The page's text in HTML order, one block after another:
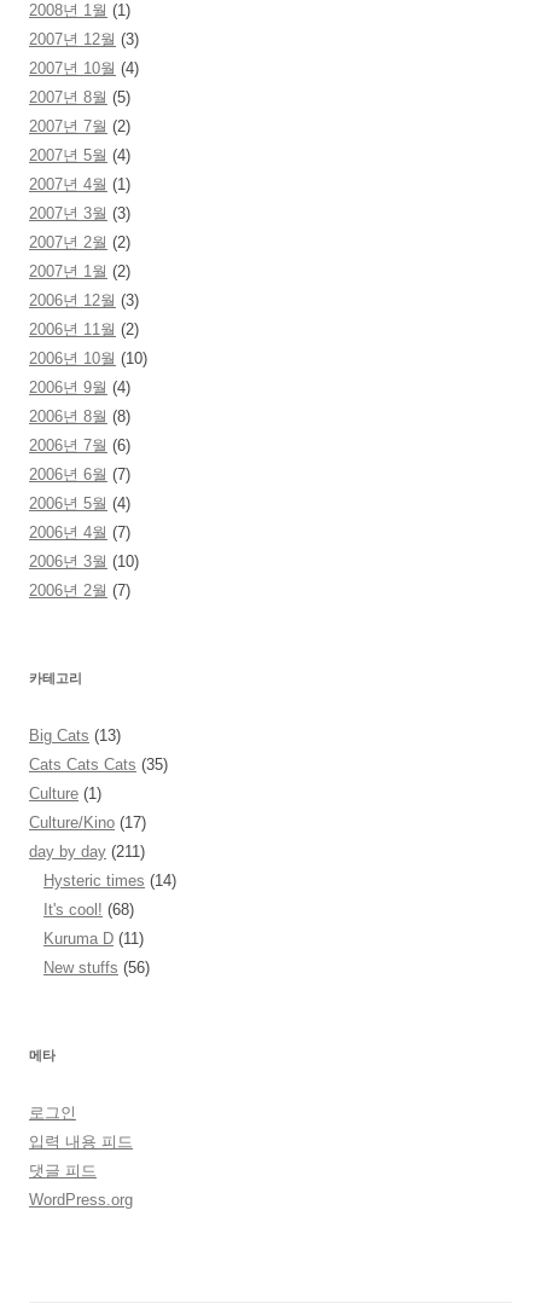
2008년 1월 (1)
2007년 12월 (3)
2007년 10월 (4)
2007년 8월 (5)
2007년 7월 (2)
2007년 5월 (4)
2007년 4월 (1)
2007년 3월 (3)
2007년 2월 (2)
2007년 1월 (2)
2006년 12월 (3)
2006년 11월 (2)
2006년 10월 (10)
2006년 9월 (4)
2006년 8월 (8)
2006년 7월 (6)
2006년 6월 (7)
2006년 5월 (4)
2006년 4월 (7)
2006년 3월 (10)
2006년 2월 (7)
카테고리
Big Cats (13)
Cats Cats Cats (35)
Culture (1)
Culture/Kino (17)
day by day (211)
Hysteric times (14)
It's cool! (68)
Kuruma D (11)
New stuffs (56)
메타
로그인
입력 내용 피드
댓글 피드
WordPress.org